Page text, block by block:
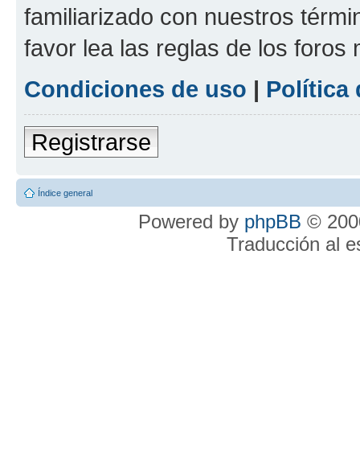
familiarizado con nuestros
favor lea las reglas de los foros
Condiciones de uso | Política
Registrarse
Índice general
Powered by phpBB ©
Traducción al